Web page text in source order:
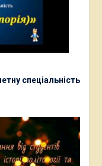
спеціальність